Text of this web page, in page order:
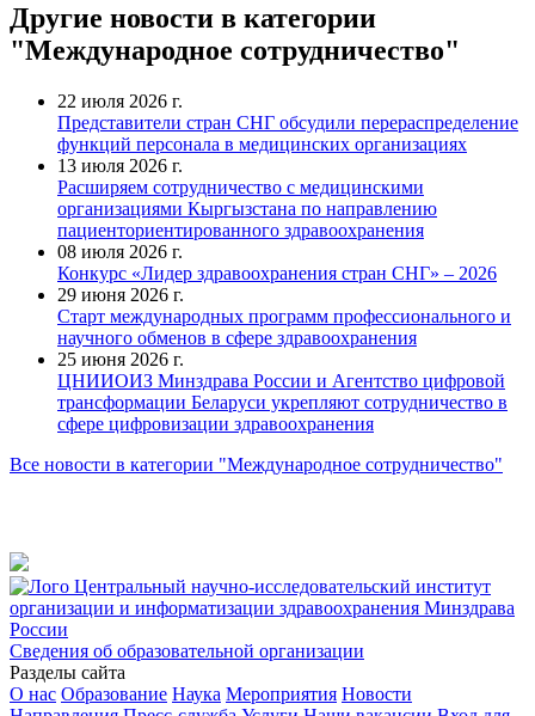
Другие новости в категории
"Международное сотрудничество"
22 июля 2026 г.
Представители стран СНГ обсудили перераспределение
функций персонала в медицинских организациях
13 июля 2026 г.
Расширяем сотрудничество с медицинскими
организациями Кыргызстана по направлению
пациенториентированного здравоохранения
08 июля 2026 г.
Конкурс «Лидер здравоохранения стран СНГ» – 2026
29 июня 2026 г.
Старт международных программ профессионального и
научного обменов в сфере здравоохранения
25 июня 2026 г.
ЦНИИОИЗ Минздрава России и Агентство цифровой
трансформации Беларуси укрепляют сотрудничество в
сфере цифровизации здравоохранения
Все новости в категории "Международное сотрудничество"
Центральный научно-исследовательский институт
организации и информатизации здравоохранения Минздрава
России
Сведения об образовательной организации
Разделы сайта
О нас Образование Наука Мероприятия Новости